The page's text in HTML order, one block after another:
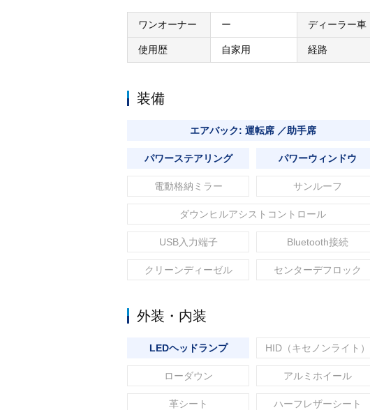
ワンオーナー ー ディーラー車
使用歴 自家用 経路
装備
エアバック: 運転席 ／助手席
パワーステアリング パワーウィンドウ
電動格納ミラー サンルーフ
ダウンヒルアシストコントロール
USB入力端子 Bluetooth接続
クリーンディーゼル センターデフロック
外装・内装
LEDヘッドランプ HID（キセノンライト）
ローダウン アルミホイール
革シート ハーフレザーシート